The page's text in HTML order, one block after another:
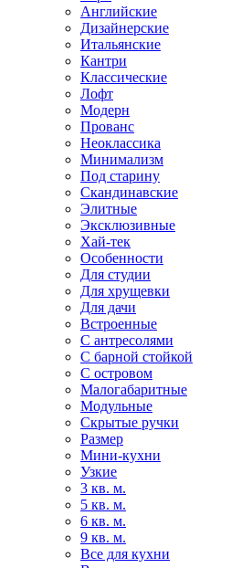
Английские
Дизайнерские
Итальянские
Кантри
Классические
Лофт
Модерн
Прованс
Неоклассика
Минимализм
Под старину
Скандинавские
Элитные
Эксклюзивные
Хай-тек
Особенности
Для студии
Для хрущевки
Для дачи
Встроенные
С антресолями
С барной стойкой
С островом
Малогабаритные
Модульные
Скрытые ручки
Размер
Мини-кухни
Узкие
3 кв. м.
5 кв. м.
6 кв. м.
9 кв. м.
Все для кухни